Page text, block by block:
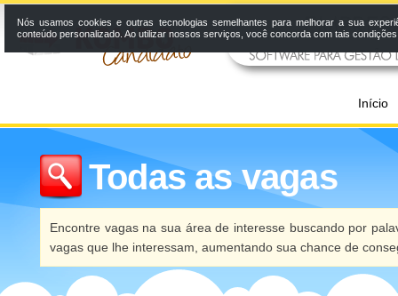
Início
Todas as vagas
Encontre vagas na sua área de interesse buscando por
vagas que lhe interessam, aumentando sua chance de
Nós usamos cookies e outras tecnologias semelhantes para melhorar a sua
conteúdo personalizado. Ao utilizar nossos serviços, você concorda com tais